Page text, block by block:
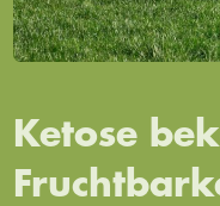
Ketose